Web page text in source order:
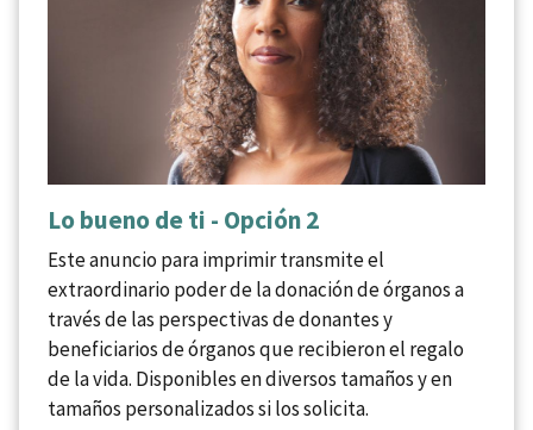
Lo bueno de ti - Opción 2
Este anuncio para imprimir transmite el
extraordinario poder de la donación de órganos a
través de las perspectivas de donantes y
beneficiarios de órganos que recibieron el regalo
de la vida. Disponibles en diversos tamaños y en
tamaños personalizados si los solicita.